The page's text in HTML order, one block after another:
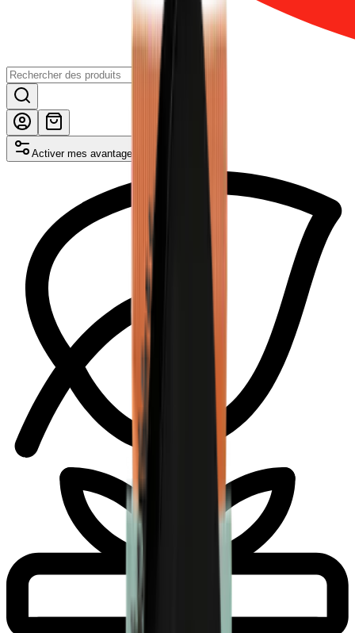
Activer mes avantages